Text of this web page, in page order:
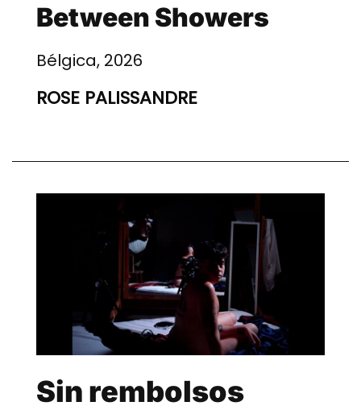
Between Showers
Bélgica, 2026
ROSE PALISSANDRE
Sin rembolsos